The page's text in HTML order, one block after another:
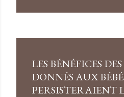
LES BÉNÉFICES
DONNÉS AUX
PERSISTERAIENT